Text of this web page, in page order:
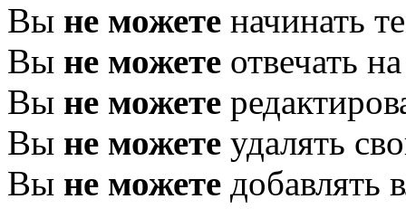
Вы не можете начинать
Вы не можете отвечать
Вы не можете
Вы не можете удалять
Вы не можете добавлять